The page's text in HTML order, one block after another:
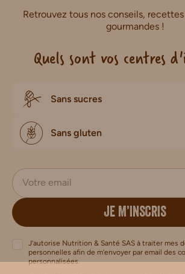
Retrouvez tous nos conseils,
gourmandes !
Quels sont vos centres
Sans sucres
Sans gluten
JE M’INSCRIS
J’autorise Nutrition & Santé SAS à traiter mes
personnelles afin de m’envoyer par email des
personnalisées.